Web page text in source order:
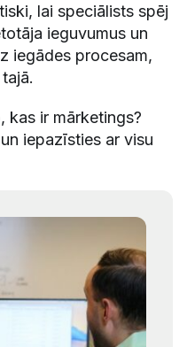
lai speciālists spēj
ieguvumus un
iegādes procesam,
kas ir mārketings?
iepazīsties ar visu